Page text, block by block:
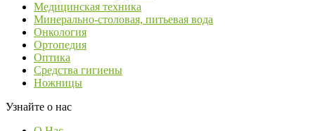
Медицинская техника
Минерально-столовая, питьевая вода
Онкология
Ортопедия
Оптика
Средства гигиены
Ножницы
Узнайте о нас